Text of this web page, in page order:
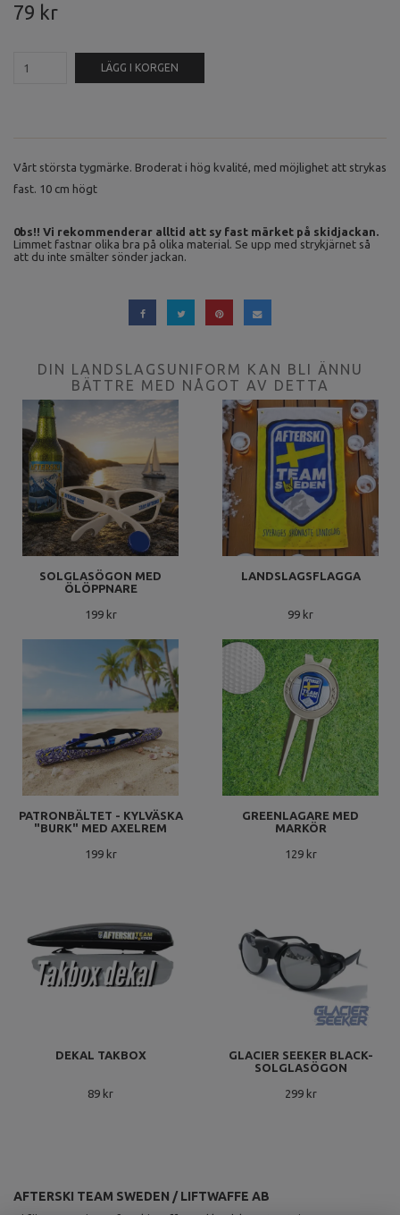
79 kr
LÄGG I KORGEN
Vårt största tygmärke. Broderat i hög kvalité, med möjlighet att strykas
fast. 10 cm högt
0bs!! Vi rekommenderar alltid att sy fast märket på skidjackan.
Limmet fastnar olika bra på olika material. Se upp med strykjärnet så
att du inte smälter sönder jackan.
DIN LANDSLAGSUNIFORM KAN BLI ÄNNU
BÄTTRE MED NÅGOT AV DETTA
SOLGLASÖGON MED
ÖLÖPPNARE
199 kr
LANDSLAGSFLAGGA
99 kr
PATRONBÄLTET - KYLVÄSKA
"BURK" MED AXELREM
199 kr
GREENLAGARE MED
MARKÖR
129 kr
DEKAL TAKBOX
89 kr
GLACIER SEEKER BLACK-
SOLGLASÖGON
299 kr
AFTERSKI TEAM SWEDEN / LIFTWAFFE AB